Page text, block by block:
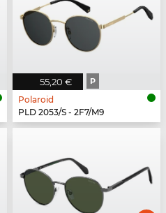
55,20 € P
Polaroid
PLD 2053/S - 2F7/M9